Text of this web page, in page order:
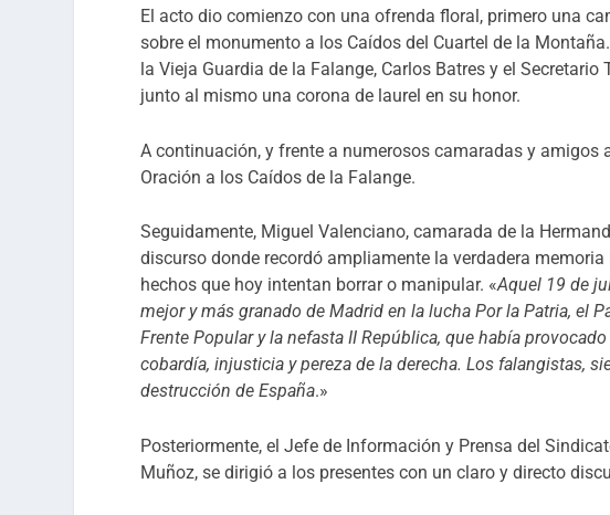
El acto dio comienzo con una ofrenda floral, primero una
sobre el monumento a los Caídos del Cuartel de la
la Vieja Guardia de la Falange, Carlos Batres y el
junto al mismo una corona de laurel en su honor.
A continuación, y frente a numerosos camaradas y amigos
Oración a los Caídos de la Falange.
Seguidamente, Miguel Valenciano, camarada de la
discurso donde recordó ampliamente la verdadera
hechos que hoy intentan borrar o manipular. «Aquel 19 de
mejor y más granado de Madrid en la lucha Por la Patria, el
Frente Popular y la nefasta II República, que había
cobardía, injusticia y pereza de la derecha. Los falangistas,
destrucción de España.»
Posteriormente, el Jefe de Información y Prensa del
Muñoz, se dirigió a los presentes con un claro y directo